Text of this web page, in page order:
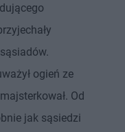
ogień ze
Od
jak sąsiedzi